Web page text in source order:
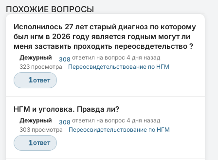
ПОХОЖИЕ ВОПРОСЫ
Исполнилось 27 лет старый диагноз по которому
был нгм в 2026 году является годным могут ли
меня заставить проходить переосвдетельство ?
Дежурный 308 ответил на вопрос 4 дня назад
323 просмотра
Переосвидетельствование по НГМ
1ответ
НГМ и уголовка. Правда ли?
Дежурный 308 ответил на вопрос 4 дня назад
303 просмотра
Переосвидетельствование по НГМ
1ответ